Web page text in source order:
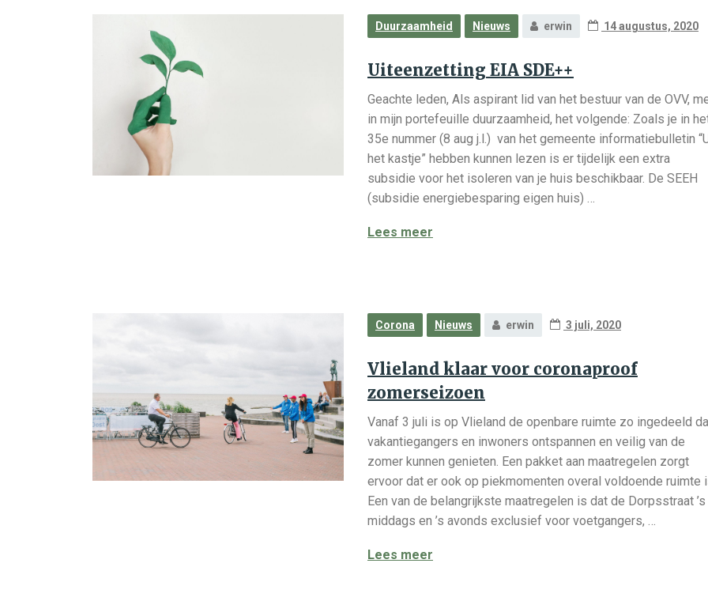
Duurzaamheid Nieuws erwin 14 augustus, 2020
Uiteenzetting EIA SDE++
Geachte leden, Als aspirant lid van het bestuur van de OVV,
in mijn portefeuille duurzaamheid, het volgende: Zoals je in
35e nummer (8 aug j.l.) van het gemeente informatiebulletin
het kastje” hebben kunnen lezen is er tijdelijk een extra
subsidie voor het isoleren van je huis beschikbaar. De SEEH
(subsidie energiebesparing eigen huis) …
Lees meer
Corona Nieuws erwin 3 juli, 2020
Vlieland klaar voor coronaproof
zomerseizoen
Vanaf 3 juli is op Vlieland de openbare ruimte zo ingedeeld
vakantiegangers en inwoners ontspannen en veilig van de
zomer kunnen genieten. Een pakket aan maatregelen zorgt
ervoor dat er ook op piekmomenten overal voldoende ruimte
Een van de belangrijkste maatregelen is dat de Dorpsstraat ’s
middags en ’s avonds exclusief voor voetgangers, …
Lees meer